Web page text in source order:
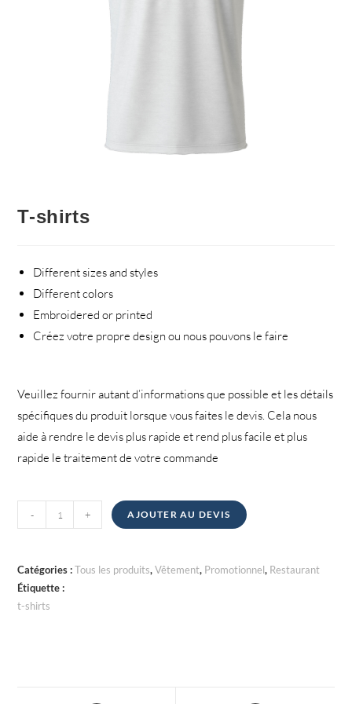
T-shirts
Different sizes and styles
Different colors
Embroidered or printed
Créez votre propre design ou nous pouvons le faire
Veuillez fournir autant d’informations que possible et les détails
spécifiques du produit lorsque vous faites le devis. Cela nous
aide à rendre le devis plus rapide et rend plus facile et plus
rapide le traitement de votre commande
de
shirts
- + AJOUTER AU DEVIS
Catégories :Tous les produits,Vêtement, Promotionnel, Restaurant
Étiquette :
t-shirts